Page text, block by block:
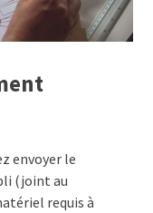
envoyer le
(joint au
requis à